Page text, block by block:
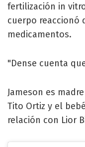
fertilización in
cuerpo reaccionó
medicamentos.
"Dense cuenta
Jameson es
Tito Ortiz y el
relación con Lior